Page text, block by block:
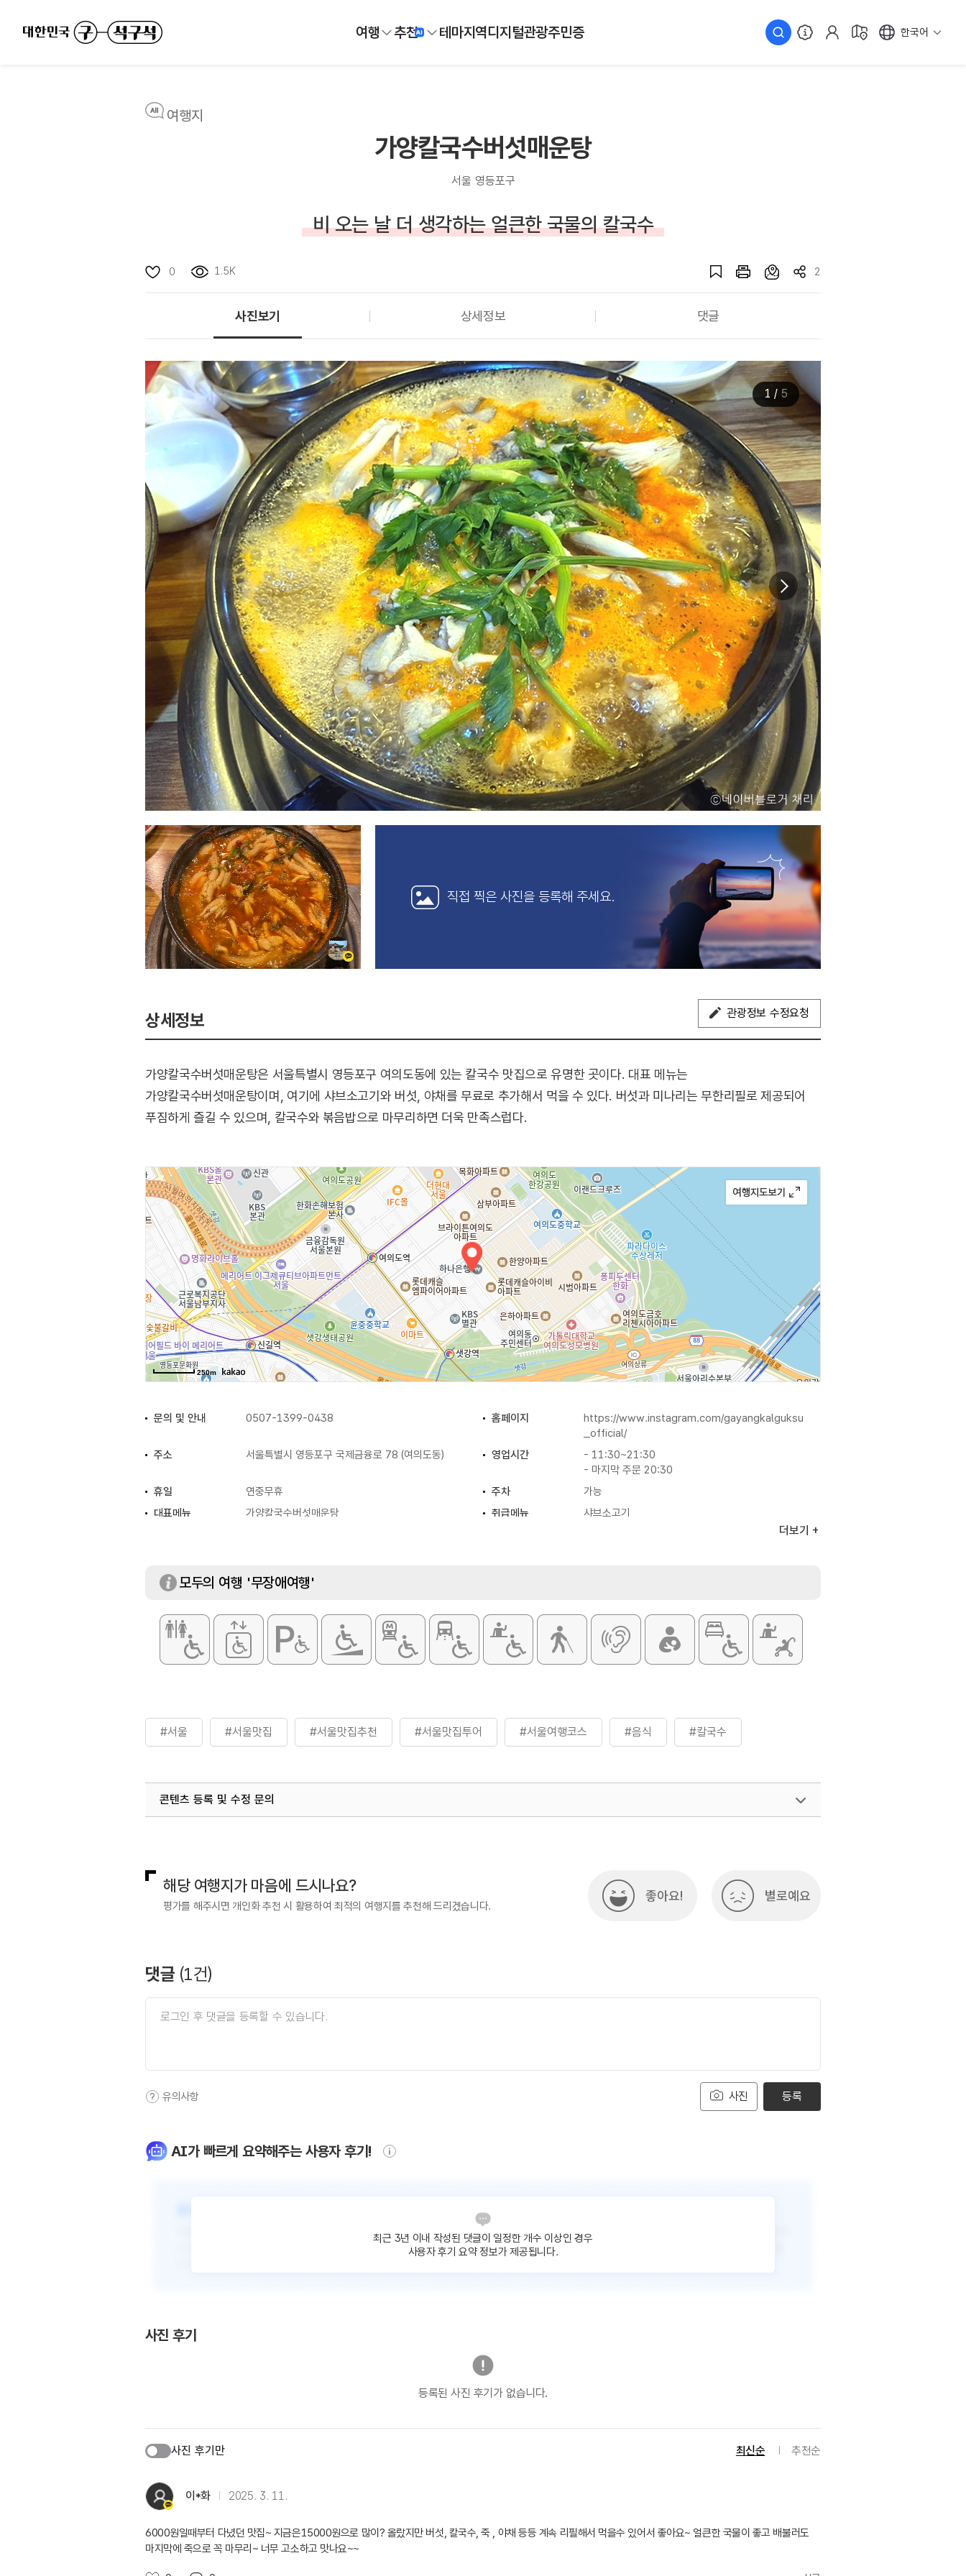
여행 추천 테마지역디지털관광주민증 한국어
여행지
가양칼국수버섯매운탕
서울 영등포구
비 오는 날 더 생각하는 얼큰한 국물의 칼국수
0 1.5K 2
사진보기 상세정보 댓글
1 / 5
직접 찍은 사진을등록해 주세요.
상세정보 관광정보 수정요청
가양칼국수버섯매운탕은 서울특별시 영등포구 여의도동에 있는 칼국수 맛집으로 유명한 곳이다. 대표 메뉴는
가양칼국수버섯매운탕이며, 여기에 샤브소고기와 버섯, 야채를 무료로 추가해서 먹을 수 있다. 버섯과 미나리는 무한리필로 제공되어
푸짐하게 즐길 수 있으며, 칼국수와 볶음밥으로 마무리하면 더욱 만족스럽다.
250m
문의 및 안내 0507-1399-0438 홈페이지
https://www.instagram.com/gayangkalguksu
_official/
주소
서울특별시 영등포구 국제금융로 78 (여의도동) 영업시간
- 11:30~21:30
- 마지막 주문 20:30
휴일
연중무휴 주차
가능
대표메뉴
가양칼국수버섯매운탕 취급메뉴
샤브소고기
더보기
모두의 여행 '무장애여행'
#서울 #서울맛집 #서울맛집추천 #서울맛집투어 #서울여행코스 #음식 #칼국수
콘텐츠 등록 및 수정 문의
해당 여행지가 마음에 드시나요?
평가를 해주시면 개인화 추천 시 활용하여 최적의 여행지를 추천해 드리겠습니다.
좋아요! 별로예요
댓글 (1건)
사진
유의사항 등록
AI가 빠르게 요약해주는 사용자 후기!
최근 3년 이내 작성된 댓글이 일정한 개수 이상인 경우
사용자 후기 요약 정보가 제공됩니다.
사진 후기
등록된 사진 후기가 없습니다.
사진 후기만 최신순 추천순
이*화 2025. 3. 11.
6000원일때부터 다녔던 맛집~ 지금은15000원으로 많이? 올랐지만 버섯, 칼국수, 죽 , 야채 등등 계속 리필해서 먹을수 있어서 좋아요~ 얼큰한 국물이 좋고 배불러도
마지막에 죽으로 꼭 마무리~ 너무 고소하고 맛나요~~